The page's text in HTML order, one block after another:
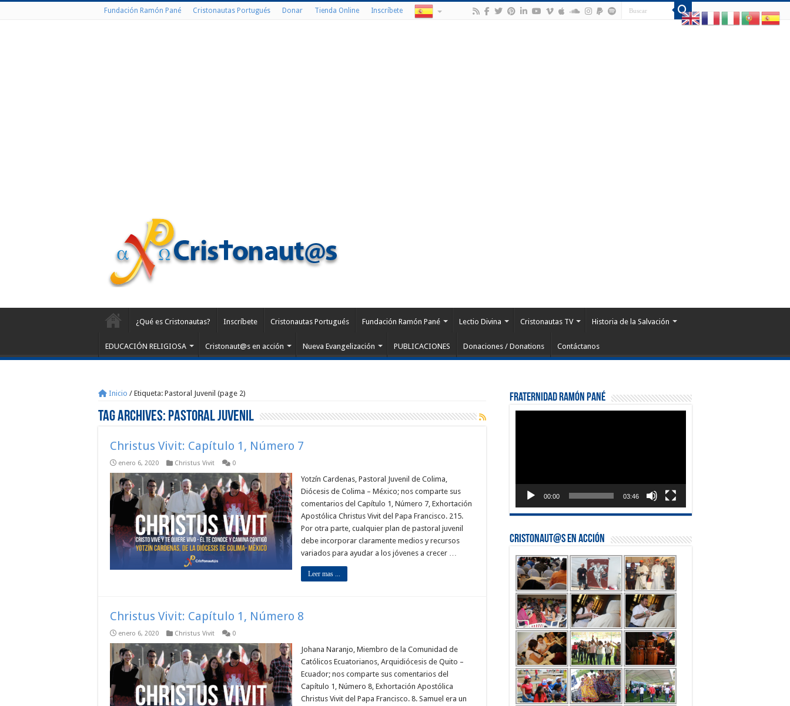
Fundación Ramón Pané Cristonautas Portugués Donar Tienda Online Inscríbete
¿Qué es Cristonautas? Inscríbete Cristonautas Portugués Fundación Ramón Pané Lectio Divina Cristonautas TV Historia de la Salvación
EDUCACIÓN RELIGIOSA Cristonaut@s en acción Nueva Evangelización PUBLICACIONES Donaciones / Donations Contáctanos
Inicio / Etiqueta: Pastoral Juvenil (page 2)
Tag Archives: Pastoral Juvenil
Christus Vivit: Capítulo 1, Número 7
enero 6, 2020 Christus Vivit 0
Yotzín Cardenas, Pastoral Juvenil de Colima,
Diócesis de Colima – México; nos comparte sus
comentarios del Capítulo 1, Número 7, Exhortación
Apostólica Christus Vivit del Papa Francisco. 215.
Por otra parte, cualquier plan de pastoral juvenil
debe incorporar claramente medios y recursos
variados para ayudar a los jóvenes a crecer …
Leer mas ...
Christus Vivit: Capítulo 1, Número 8
enero 6, 2020 Christus Vivit 0
Johana Naranjo, Miembro de la Comunidad de
Católicos Ecuatorianos, Arquidiócesis de Quito –
Ecuador; nos comparte sus comentarios del
Capítulo 1, Número 8, Exhortación Apostólica
Christus Vivit del Papa Francisco. 8. Samuel era un
Fraternidad Ramón Pané
00:00 03:46
Cristonaut@s en Acción